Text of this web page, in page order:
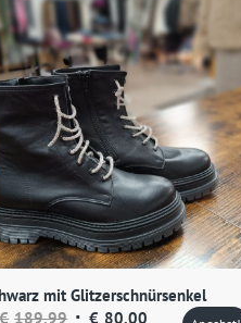
mit Glitzerschnürsenkel
€ 189,99 Ursprünglicher
€ 80,00 Aktueller